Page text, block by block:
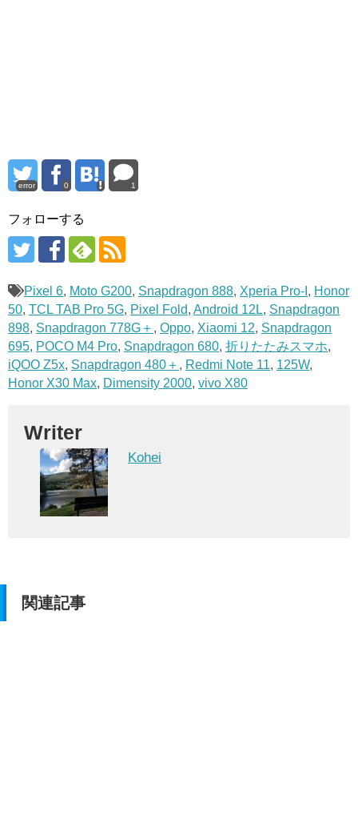
error 0 1
フォローする
Pixel 6, Moto G200, Snapdragon 888, Xperia Pro-I , Honor
50, TCL TAB Pro 5G, Pixel Fold, Android 12L, Snapdragon
898, Snapdragon 778G＋ , Oppo, Xiaomi 12, Snapdragon
695, POCO M4 Pro, Snapdragon 680, 折りたたみスマホ,
iQOO Z5x, Snapdragon 480＋ , Redmi Note 11, 125W,
Honor X30 Max, Dimensity 2000, vivo X80
Writer
Kohei
関連記事